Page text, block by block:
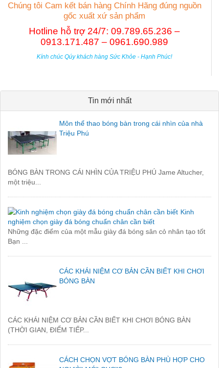
Chúng tôi Cam kết bán hàng Chính Hãng đúng nguồn
gốc xuất xứ sản phẩm
Hotline hỗ trợ 24/7: 09.789.65.236 –
0913.171.487 – 0961.690.989
Kính chúc Qúy khách hàng Sức Khỏe - Hạnh Phúc!
Tin mới nhất
Môn thể thao bóng bàn trong cái nhìn của nhà
Triệu Phú
BÓNG BÀN TRONG CÁI NHÌN CỦA TRIỆU PHÚ Jame Altucher,
một triệu...
Kinh
nghiệm chọn giày đá bóng chuẩn chân cần biết
Những đặc điểm của một mẫu giày đá bóng sân cỏ nhân tạo tốt
Bạn ...
CÁC KHÁI NIỆM CƠ BẢN CẦN BIẾT KHI CHƠI
BÓNG BÀN
CÁC KHÁI NIỆM CƠ BẢN CẦN BIẾT KHI CHƠI BÓNG BÀN
(THỜI GIAN, ĐIỂM TIẾP...
CÁCH CHỌN VỢT BÓNG BÀN PHÙ HỢP CHO